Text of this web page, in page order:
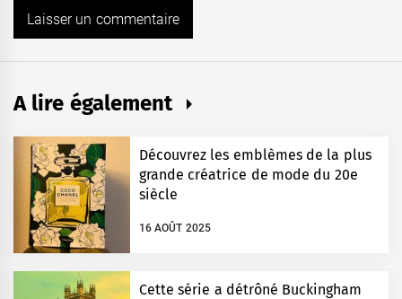
A lire également
Découvrez les emblèmes de la plus
grande créatrice de mode du 20e
siècle
16 AOÛT 2025
Cette série a détrôné Buckingham